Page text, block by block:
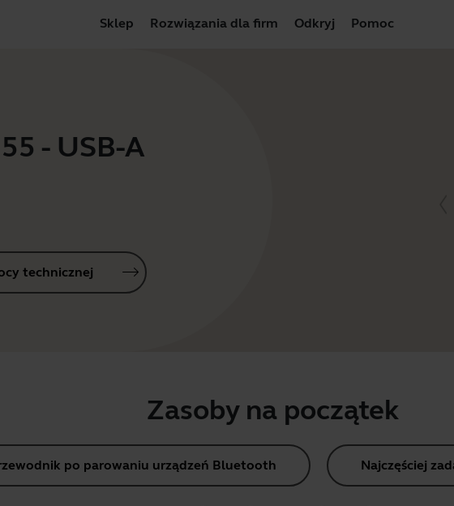
Sklep Rozwiązania dla firm Odkryj Pomoc
- USB-A
technicznej
Zasoby na początek
po parowaniu urządzeń Bluetooth Najczęściej